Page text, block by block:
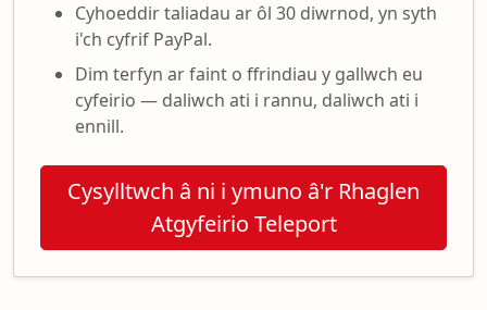
Cyhoeddir taliadau ar ôl 30 diwrnod, yn syth
i'ch cyfrif PayPal.
Dim terfyn ar faint o ffrindiau y gallwch eu
cyfeirio — daliwch ati i rannu, daliwch ati i
ennill.
Cysylltwch â ni i ymuno â'r Rhaglen
Atgyfeirio Teleport